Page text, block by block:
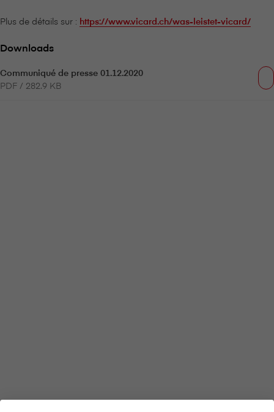
Plus de détails sur : https://www.vicard.ch/was-leistet-vicard/
Downloads
Communiqué de presse 01.12.2020
PDF / 282.9 KB